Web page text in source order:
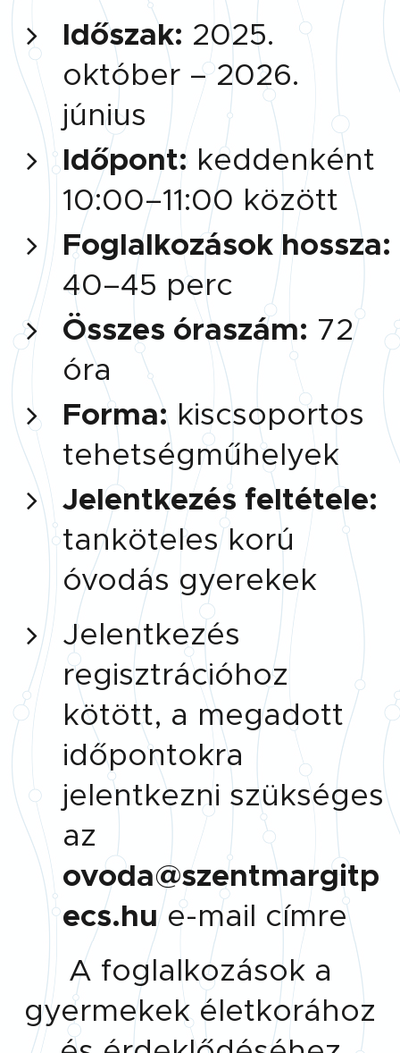
Időszak: 2025.
október – 2026.
június
Időpont: keddenként
10:00–11:00 között
Foglalkozások hossza:
40–45 perc
Összes óraszám: 72
óra
Forma:kiscsoportos
tehetségműhelyek
Jelentkezés feltétele:
tanköteles korú
óvodás gyerekek
Jelentkezés
regisztrációhoz
kötött, a megadott
időpontokra
jelentkezni szükséges
az
ovoda@szentmargitp
ecs.hue-mail címre
A foglalkozások a
gyermekek életkorához